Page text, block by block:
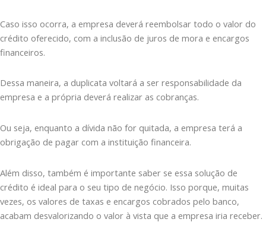
Caso isso ocorra, a empresa deverá reembolsar todo o valor do
crédito oferecido, com a inclusão de juros de mora e encargos
financeiros.
Dessa maneira, a duplicata voltará a ser responsabilidade da
empresa e a própria deverá realizar as cobranças.
Ou seja, enquanto a dívida não for quitada, a empresa terá a
obrigação de pagar com a instituição financeira.
Além disso, também é importante saber se essa solução de
crédito é ideal para o seu tipo de negócio. Isso porque, muitas
vezes, os valores de taxas e encargos cobrados pelo banco,
acabam desvalorizando o valor à vista que a empresa iria receber.